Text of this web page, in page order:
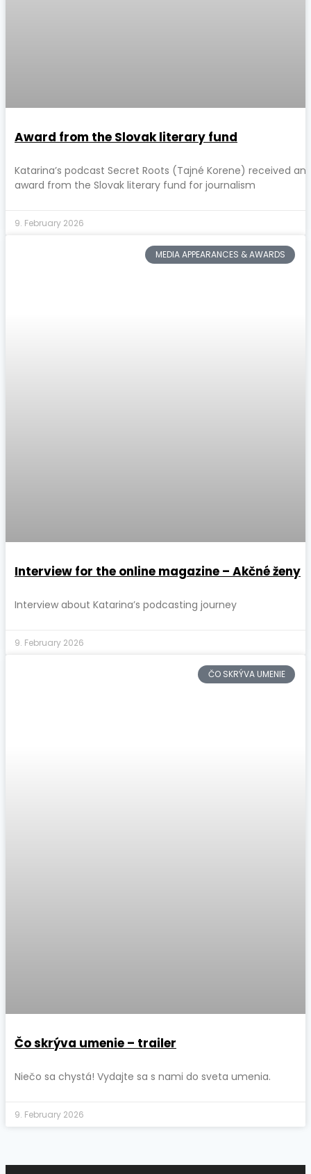
Award from the Slovak literary fund
Katarina’s podcast Secret Roots (Tajné Korene) received an
award from the Slovak literary fund for journalism
9. February 2026
MEDIA APPEARANCES & AWARDS
Interview for the online magazine – Akčné ženy
Interview about Katarina’s podcasting journey
9. February 2026
ČO SKRÝVA UMENIE
Čo skrýva umenie – trailer
Niečo sa chystá! Vydajte sa s nami do sveta umenia.
9. February 2026